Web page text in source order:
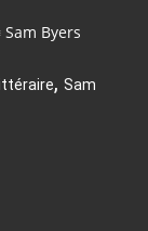
Byers
, Sam